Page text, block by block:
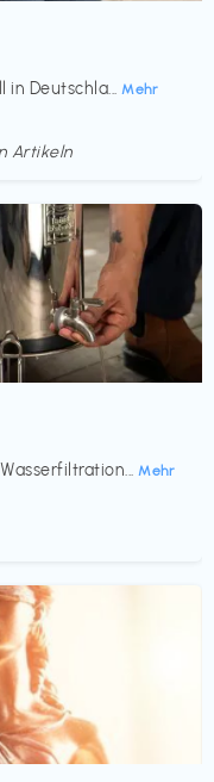
in Deutschla... Mehr
Artikeln
Mehr